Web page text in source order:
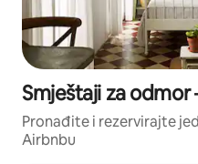
Smještaji za odmor
Pronađite i rezervirajte
Airbnbu